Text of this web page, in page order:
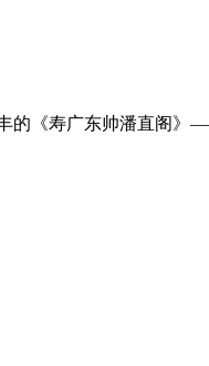
的《寿广东帅潘直阁